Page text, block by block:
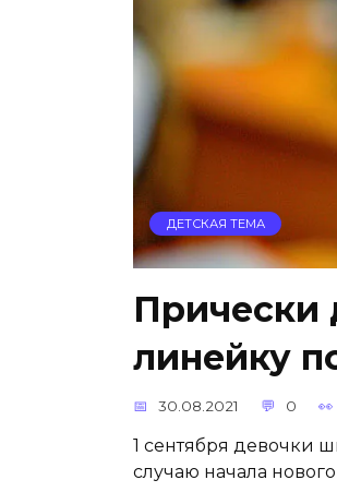
ДЕТСКАЯ ТЕМА
Прически
линейку
30.08.2021 0
1 сентября девочки
случаю начала